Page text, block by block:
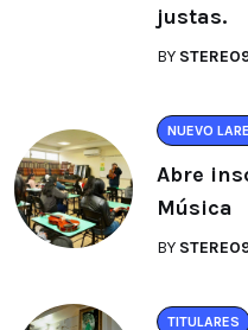
justas.
BY
NUEVO
Abre
Música
BY
TITULARES